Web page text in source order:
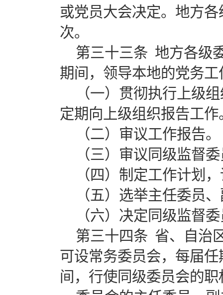
或党员大会决定。地方
次。
第三十三条 地方各级
期间，领导本地的党务
（一）贯彻执行上级
定期向上级组织报告工作
（二）审议工作报告。
（三）审议同级监督
（四）制定工作计划
（五）选举主任委员
（六）决定同级监督
第三十四条 省、自治
可设常务委员会，每届
间，行使同级委员会的职